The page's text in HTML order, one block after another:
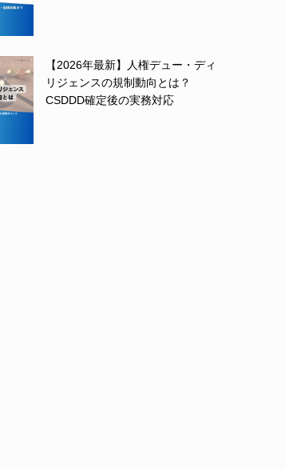
【2026年最新】人権デュー・ディ
リジェンスの規制動向とは？
CSDDD確定後の実務対応